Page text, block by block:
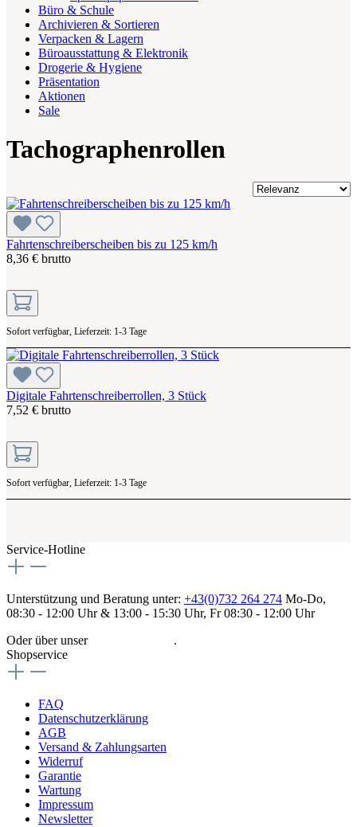
Büro & Schule
Archivieren & Sortieren
Verpacken & Lagern
Büroausstattung & Elektronik
Drogerie & Hygiene
Präsentation
Aktionen
Sale
Tachographenrollen
Fahrtenschreiberscheiben bis zu 125 km/h
8,36 € brutto
Sofort verfügbar, Lieferzeit: 1-3 Tage
Digitale Fahrtenschreiberrollen, 3 Stück
7,52 € brutto
Sofort verfügbar, Lieferzeit: 1-3 Tage
Service-Hotline
Unterstützung und Beratung unter: +43(0)732 264 274 Mo-Do,
08:30 - 12:00 Uhr & 13:00 - 15:30 Uhr, Fr 08:30 - 12:00 Uhr
Oder über unser
.
Shopservice
FAQ
Datenschutzerklärung
AGB
Versand & Zahlungsarten
Widerruf
Garantie
Wartung
Impressum
Newsletter